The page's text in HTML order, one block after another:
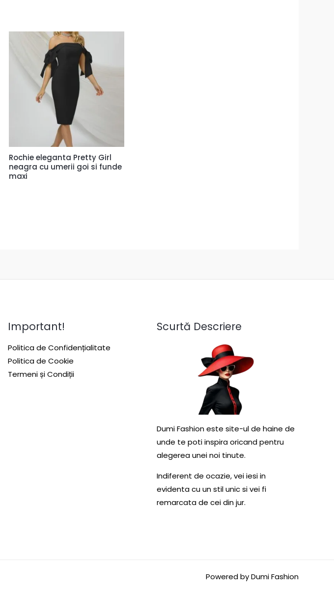
Rochie eleganta Pretty Girl
neagra cu umerii goi si funde
maxi
Important!
Politica de Confidențialitate
Politica de Cookie
Termeni și Condiții
Scurtă Descriere
Dumi Fashion este site-ul de haine de
unde te poti inspira oricand pentru
alegerea unei noi tinute.
Indiferent de ocazie, vei iesi in
evidenta cu un stil unic si vei fi
remarcata de cei din jur.
Powered by Dumi Fashion